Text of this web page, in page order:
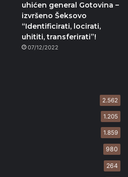
uhićen general Gotovina –
izvršeno Šeksovo
“Identificirati, locirati,
uhititi, transferirati”!
07/12/2022
2.562
1.205
1.859
980
264